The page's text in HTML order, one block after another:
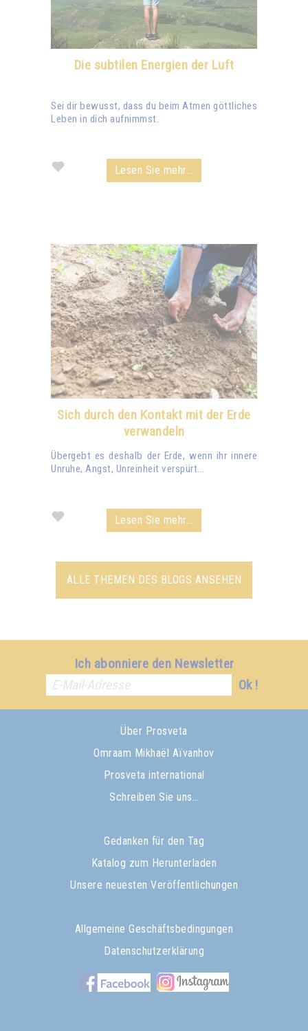
Die subtilen Energien der Luft
Sei dir bewusst, dass du beim Atmen göttliches
Leben in dich aufnimmst.
Lesen Sie mehr...
Sich durch den Kontakt mit der Erde
verwandeln
Übergebt es deshalb der Erde, wenn ihr innere
Unruhe, Angst, Unreinheit verspürt...
Lesen Sie mehr...
ALLE THEMEN DES BLOGS ANSEHEN
Ich abonniere den Newsletter
Ok !
Über Prosveta
Omraam Mikhaël Aïvanhov
Prosveta international
Schreiben Sie uns…
Gedanken für den Tag
Katalog zum Herunterladen
Unsere neuesten Veröffentlichungen
Allgemeine Geschäftsbedingungen
Datenschutzerklärung